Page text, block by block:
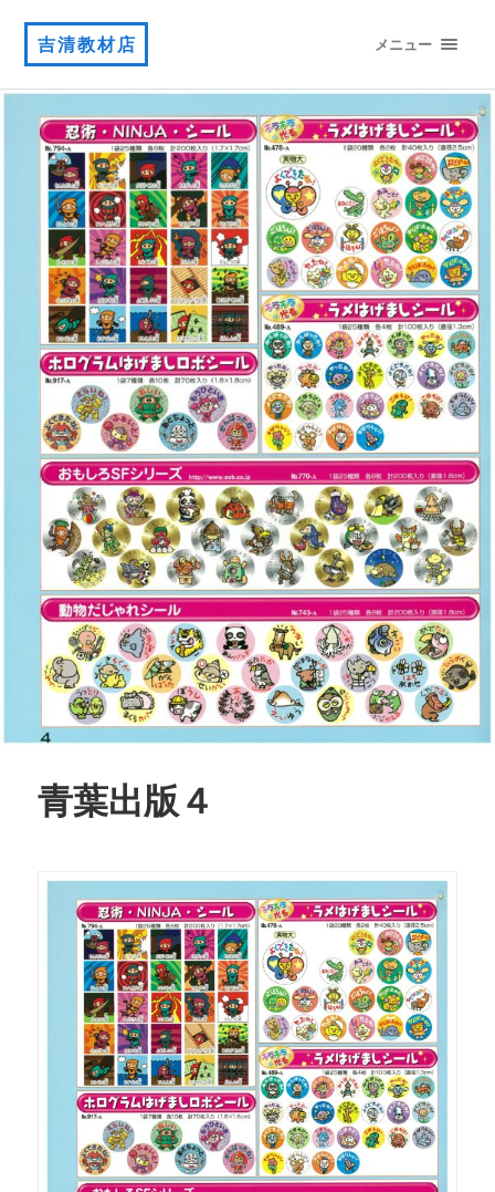
吉清教材店 メニュー
青葉出版４